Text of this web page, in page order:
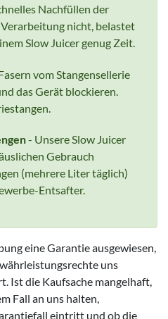
Nachfüllen der
nicht, belastet
Slow Juicer genug Zeit.
vom Stangensellerie
das Gerät blockieren.
- Unsere Slow Juicer
Gebrauch
(mehrere Liter täglich)
Entsafter.
eine Garantie ausgewiesen,
uns
Ist die Kaufsache mangelhaft,
Fall an uns halten,
eintritt und ob die